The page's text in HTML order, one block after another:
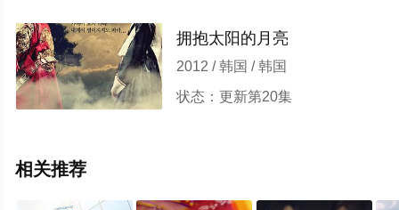
拥抱太阳的月亮
2012 / 韩国 / 韩国
状态：更新第20集
相关推荐